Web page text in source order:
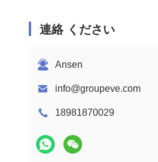
連絡 ください
Ansen
info@groupeve.com
18981870029